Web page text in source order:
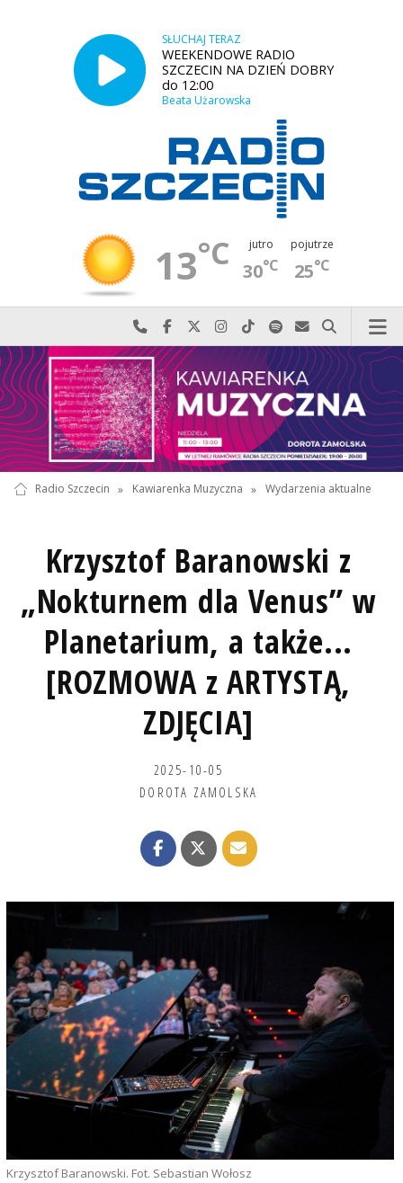
SŁUCHAJ TERAZ
WEEKENDOWE RADIO
SZCZECIN NA DZIEŃ DOBRY
do 12:00
Beata Użarowska
13°C jutro
30°C
pojutrze
25°C
Najlepiej po prostu do nas zadzwoń
Odwiedź nas na Facebook-u
Odwiedź nas na X
Odwiedź nas na Instagram-ie
Odwiedź nas na TikTok-u
Szukaj nas na Spotify
Wyślij do nas
Szukaj
Radio Szczecin » Kawiarenka Muzyczna » Wydarzenia aktualne
Krzysztof Baranowski z
„Nokturnem dla Venus” w
Planetarium, a także...
[ROZMOWA z ARTYSTĄ,
ZDJĘCIA]
2025-10-05
DOROTA ZAMOLSKA
Krzysztof Baranowski. Fot. Sebastian Wołosz